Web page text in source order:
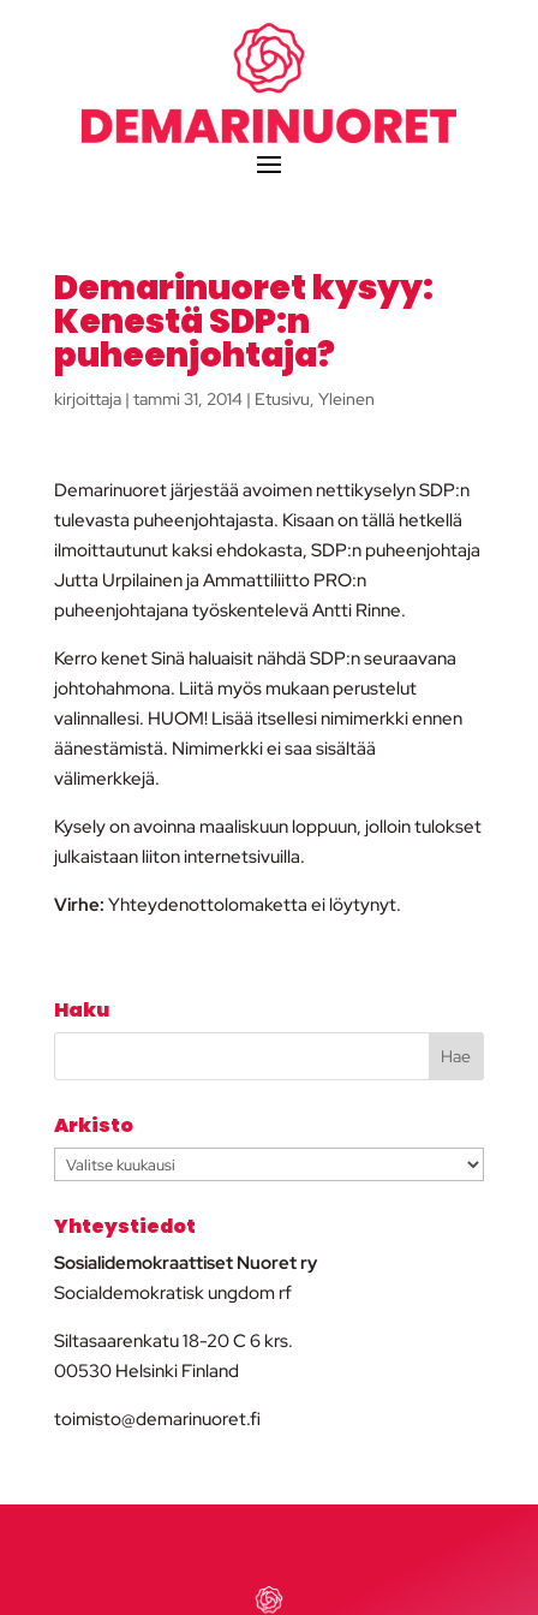
Demarinuoret kysyy:
Kenestä SDP:n
puheenjohtaja?
kirjoittaja | tammi 31, 2014| Etusivu, Yleinen
Demarinuoret järjestää avoimen nettikyselyn SDP:n
tulevasta puheenjohtajasta. Kisaan on tällä hetkellä
ilmoittautunut kaksi ehdokasta, SDP:n puheenjohtaja
Jutta Urpilainen ja Ammattiliitto PRO:n
puheenjohtajana työskentelevä Antti Rinne.
Kerro kenet Sinä haluaisit nähdä SDP:n seuraavana
johtohahmona. Liitä myös mukaan perustelut
valinnallesi. HUOM! Lisää itsellesi nimimerkki ennen
äänestämistä. Nimimerkki ei saa sisältää
välimerkkejä.
Kysely on avoinna maaliskuun loppuun, jolloin tulokset
julkaistaan liiton internetsivuilla.
Virhe: Yhteydenottolomaketta ei löytynyt.
Haku
Arkisto
Arkisto
Yhteystiedot
Sosialidemokraattiset Nuoret ry
Socialdemokratisk ungdom rf
Siltasaarenkatu 18-20 C 6 krs.
00530 Helsinki Finland
toimisto@demarinuoret.fi